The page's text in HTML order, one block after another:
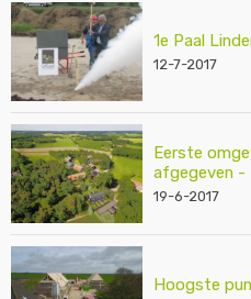
1e Paal
12-7-2017
Eerste
afgegeven -
19-6-2017
Hoogste